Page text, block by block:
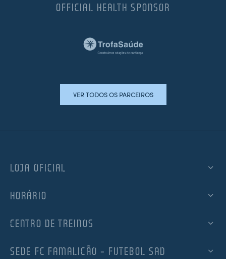
OFFICIAL HEALTH SPONSOR
VER TODOS OS PARCEIROS
LOJA OFICIAL
HORÁRIO
CENTRO DE TREINOS
SEDE FC FAMALICÃO – FUTEBOL SAD